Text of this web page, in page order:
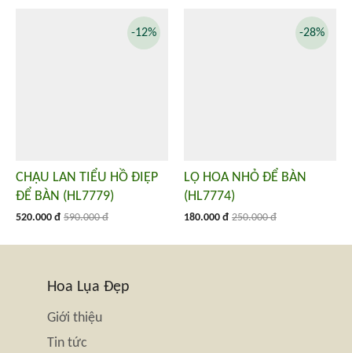
CHẬU LAN TIỂU HỒ ĐIỆP
ĐỂ BÀN (HL7779)
520.000 đ 590.000 đ
-12%
LỌ HOA NHỎ ĐỂ BÀN
(HL7774)
180.000 đ 250.000 đ
-28%
Hoa Lụa Đẹp
Giới thiệu
Tin tức